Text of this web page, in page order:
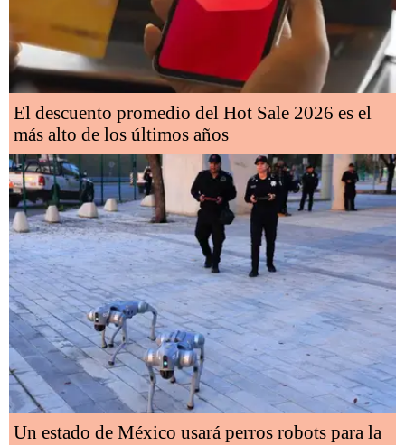
El descuento promedio del Hot Sale 2026 es el
más alto de los últimos años
Un estado de México usará perros robots para la